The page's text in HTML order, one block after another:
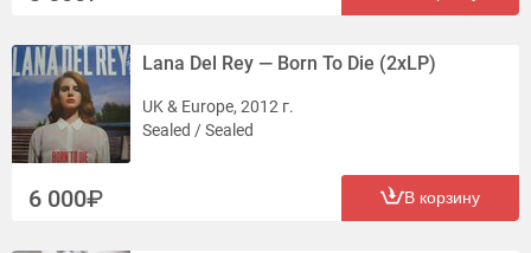
Lana Del Rey — Born To Die (2xLP)
UK & Europe, 2012 г.
Sealed / Sealed
6 000 В корзину